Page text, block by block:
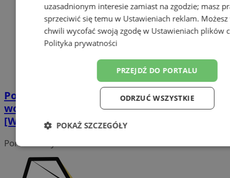
Policja znalazła 2 ciała w powiecie
wodzisławskim. Aresztowano 46-latka!
[WIDEO]
Portal należy do sieci
uzasadnionym interesie zamiast na zgodzie; masz
sprzeciwić się temu w Ustawieniach reklam.
chwili wycofać swoją zgodę w Ustawieniach plików
Polityka prywatności
PRZEJDŹ DO PORTALU
ODRZUĆ WSZYSTKIE
POKAŻ SZCZEGÓŁY
Niezbędne Wydajność